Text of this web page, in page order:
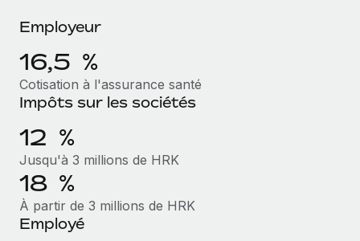
Contrôles d’antécédents
candidats
Remote Watchtower
matière de conformité
Gestion des appareils
Achetez et suivez vos équipements informatiques
dans le monde entier
ÉTUDES DE CAS
Comment Weaviate, l'as de l'IA, a développé
Weaviate en bref Weaviate crée des infrastructures open
source et AI-first. Sa mission est...
En savoir plus
BLOG
Paie multipays
EOR et PEO
Gestion des freelances
Taxes
Employeur
16,5 %
Cotisation à l'assurance santé
Impôts sur les sociétés
12 %
Jusqu'à 3 millions de HRK
18 %
À partir de 3 millions de HRK
Employé